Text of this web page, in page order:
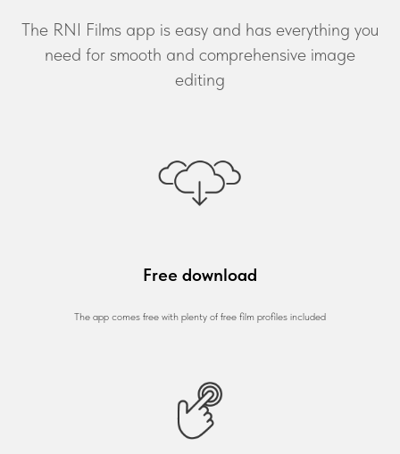
The RNI Films app is easy and has everything you
need for smooth and comprehensive image
editing
Free download
The app comes free with plenty of free film profiles included